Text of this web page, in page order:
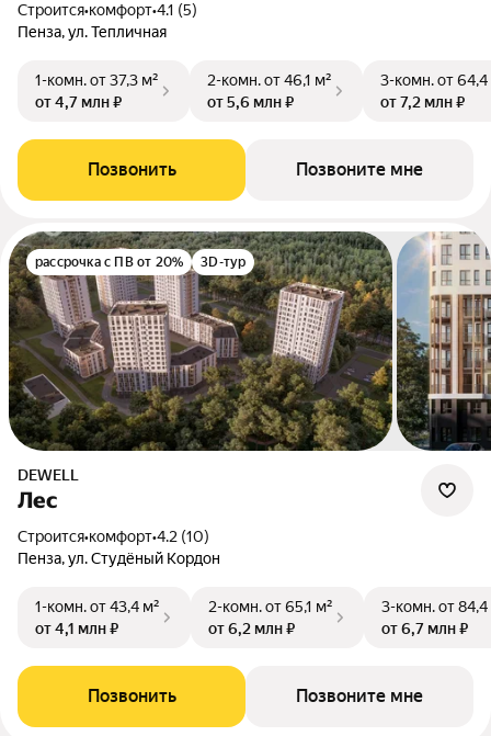
Строится•комфорт•4.1 (5)
Пенза, ул. Тепличная
1-комн.от 37,3 м²
от 4,7 млн ₽
2-комн.от 46,1 м²
от 5,6 млн ₽
3-комн.от 64,4
от 7,2 млн ₽
Позвонить Позвоните мне
рассрочка с ПВ от 20% 3D-тур
DEWELL
Лес
Строится•комфорт•4.2 (10)
Пенза, ул. Студёный Кордон
1-комн.от 43,4 м²
от 4,1 млн ₽
2-комн.от 65,1 м²
от 6,2 млн ₽
3-комн.от 84,4
от 6,7 млн ₽
Позвонить Позвоните мне